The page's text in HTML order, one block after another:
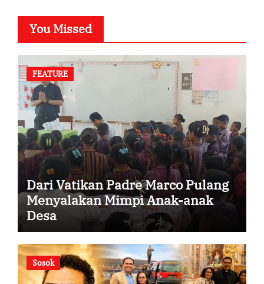
You Missed
FEATURE
Dari Vatikan Padre Marco Pulang
Menyalakan Mimpi Anak-anak
Desa
Sosok